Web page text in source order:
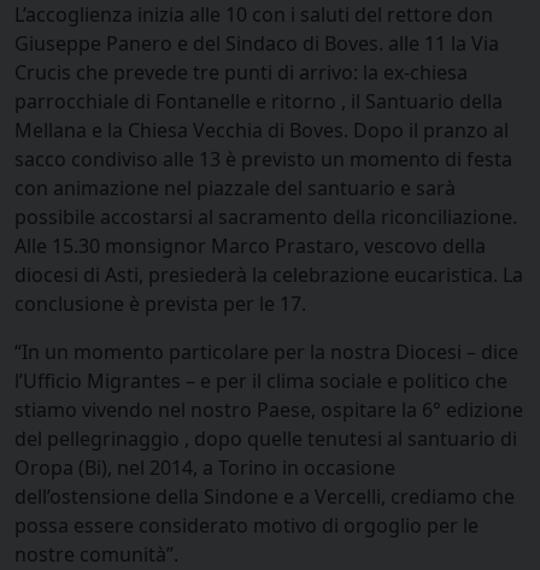
L’accoglienza inizia alle 10 con i saluti del rettore don
Giuseppe Panero e del Sindaco di Boves. alle 11 la Via
Crucis che prevede tre punti di arrivo: la ex-chiesa
parrocchiale di Fontanelle e ritorno , il Santuario della
Mellana e la Chiesa Vecchia di Boves. Dopo il pranzo al
sacco condiviso alle 13 è previsto un momento di festa
con animazione nel piazzale del santuario e sarà
possibile accostarsi al sacramento della riconciliazione.
Alle 15.30 monsignor Marco Prastaro, vescovo della
diocesi di Asti, presiederà la celebrazione eucaristica. La
conclusione è prevista per le 17.
“In un momento particolare per la nostra Diocesi – dice
l’Ufficio Migrantes – e per il clima sociale e politico che
stiamo vivendo nel nostro Paese, ospitare la 6° edizione
del pellegrinaggio , dopo quelle tenutesi al santuario di
Oropa (Bi), nel 2014, a Torino in occasione
dell’ostensione della Sindone e a Vercelli, crediamo che
possa essere considerato motivo di orgoglio per le
nostre comunità”.